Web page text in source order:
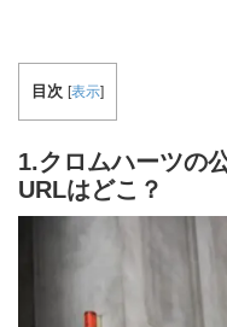
目次 [表示]
1.クロムハーツの
URLはどこ？